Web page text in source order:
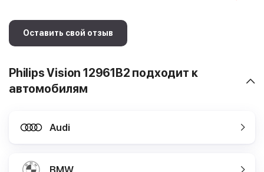
Оставить свой отзыв
Philips Vision 12961B2 подходит к
автомобилям
Audi
BMW